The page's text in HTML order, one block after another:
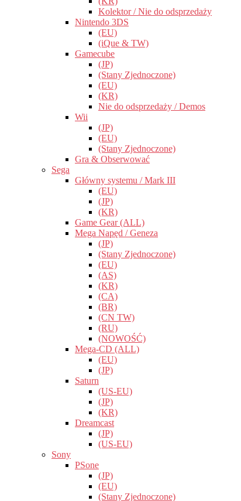
Kolektor / Nie do odsprzedaży
Nintendo 3DS
(EU)
(iQue & TW)
Gamecube
(JP)
(Stany Zjednoczone)
(EU)
(KR)
Nie do odsprzedaży / Demos
Wii
(JP)
(EU)
(Stany Zjednoczone)
Gra & Obserwować
Sega
Główny systemu / Mark III
(EU)
(JP)
(KR)
Game Gear (ALL)
Mega Napęd / Geneza
(JP)
(Stany Zjednoczone)
(EU)
(AS)
(KR)
(CA)
(BR)
(CN TW)
(RU)
(NOWOŚĆ)
Mega-CD (ALL)
(EU)
(JP)
Saturn
(US-EU)
(JP)
(KR)
Dreamcast
(JP)
(US-EU)
Sony
PSone
(JP)
(EU)
(Stany Zjednoczone)